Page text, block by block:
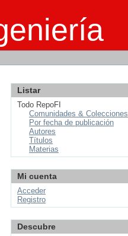
Listar
Todo RepoFI
Comunidades & Colecciones
Por fecha de publicación
Autores
Títulos
Materias
Mi cuenta
Acceder
Registro
Descubre